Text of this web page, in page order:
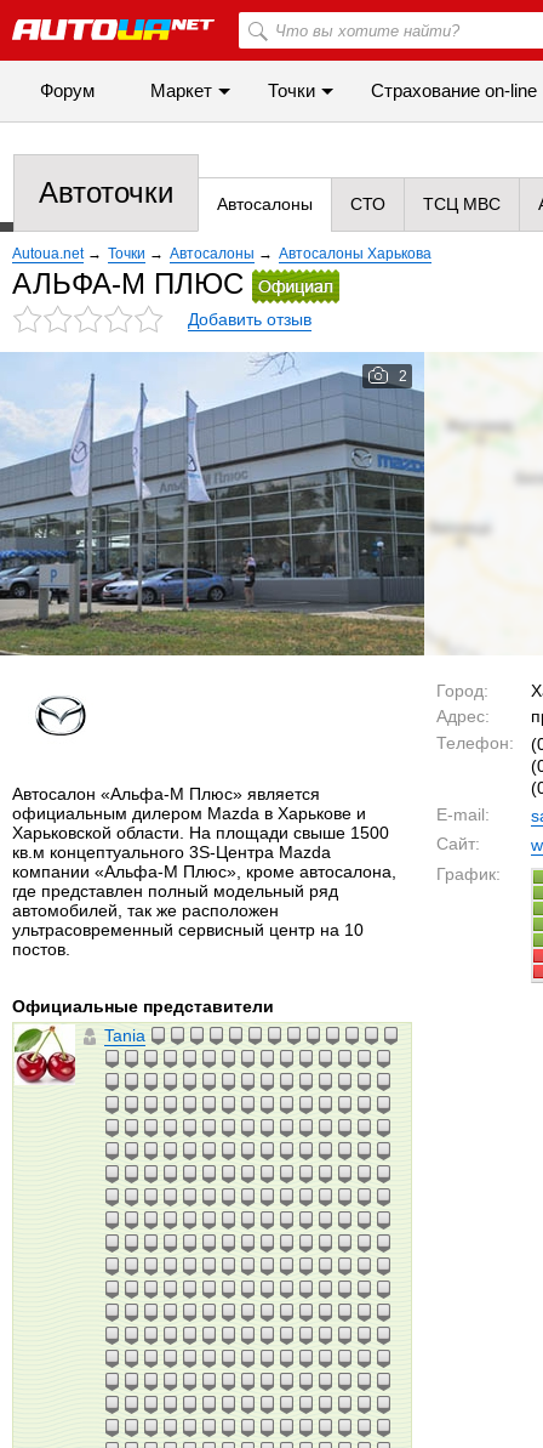
Форум Маркет Точки Cтрахование on-line
Автоточки Автосалоны СТО ТСЦ МВС
Autoua.net → Точки → Автосалоны → Автосалоны Харькова
АЛЬФА-М ПЛЮС
Добавить отзыв
2
Город:
Адрес:
Телефон:
E-mail:
Сайт:
График:
Автосалон «Альфа-М Плюс» является
официальным дилером Mazda в Харькове и
Харьковской области. На площади свыше 1500
кв.м концептуального 3S-Центра Mazda
компании «Альфа-М Плюс», кроме автосалона,
где представлен полный модельный ряд
автомобилей, так же расположен
ультрасовременный сервисный центр на 10
постов.
Официальные представители
Tania